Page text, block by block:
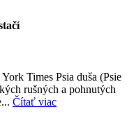
Times Psia duša (Psie
rušných a pohnutých
Čítať viac